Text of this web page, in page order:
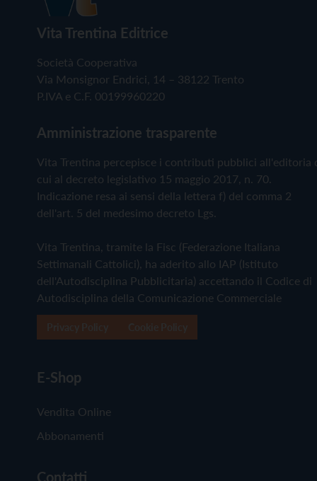
Vita Trentina Editrice
Società Cooperativa
Via Monsignor Endrici, 14 – 38122 Trento
P.IVA e C.F. 00199960220
Amministrazione trasparente
Vita Trentina percepisce i contributi pubblici all'editoria
cui al decreto legislativo 15 maggio 2017, n. 70.
Indicazione resa ai sensi della lettera f) del comma 2
dell'art. 5 del medesimo decreto Lgs.
Vita Trentina, tramite la Fisc (Federazione Italiana
Settimanali Cattolici), ha aderito allo IAP (Istituto
dell'Autodisciplina Pubblicitaria) accettando il Codice di
Autodisciplina della Comunicazione Commerciale
E-Shop
Vendita Online
Abbonamenti
Contatti